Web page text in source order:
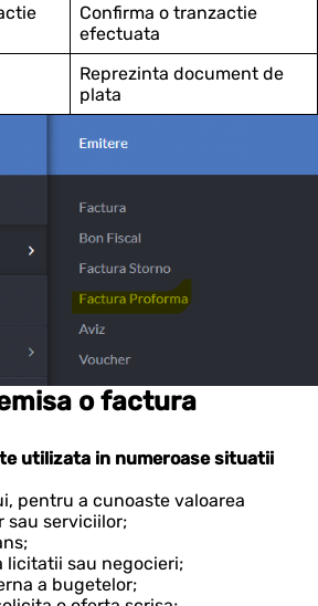
Confirma o tranzactie
efectuata
Reprezinta document de
plata
o factura
utilizata in numeroase situatii
pentru a cunoaste valoarea
sau serviciilor;
licitatii sau negocieri;
a bugetelor;